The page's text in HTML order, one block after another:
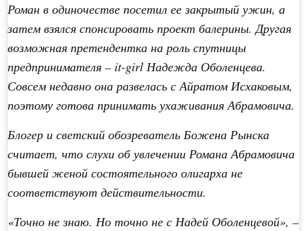
Роман в одиночестве посетил ее закрытый ужин, а
затем взялся спонсировать проект балерины. Другая
возможная претендентка на роль спутницы
предпринимателя – it-girl Надежда Оболенцева.
Совсем недавно она развелась с Айратом Исхаковым,
поэтому готова принимать ухаживания Абрамовича.
Блогер и светский обозреватель Божена Рынска
считает, что слухи об увлечении Романа Абрамовича
бывшей женой состоятельного олигарха не
соответствуют действительности.
«Точно не знаю. Но точно не с Надей Оболенцевой», –